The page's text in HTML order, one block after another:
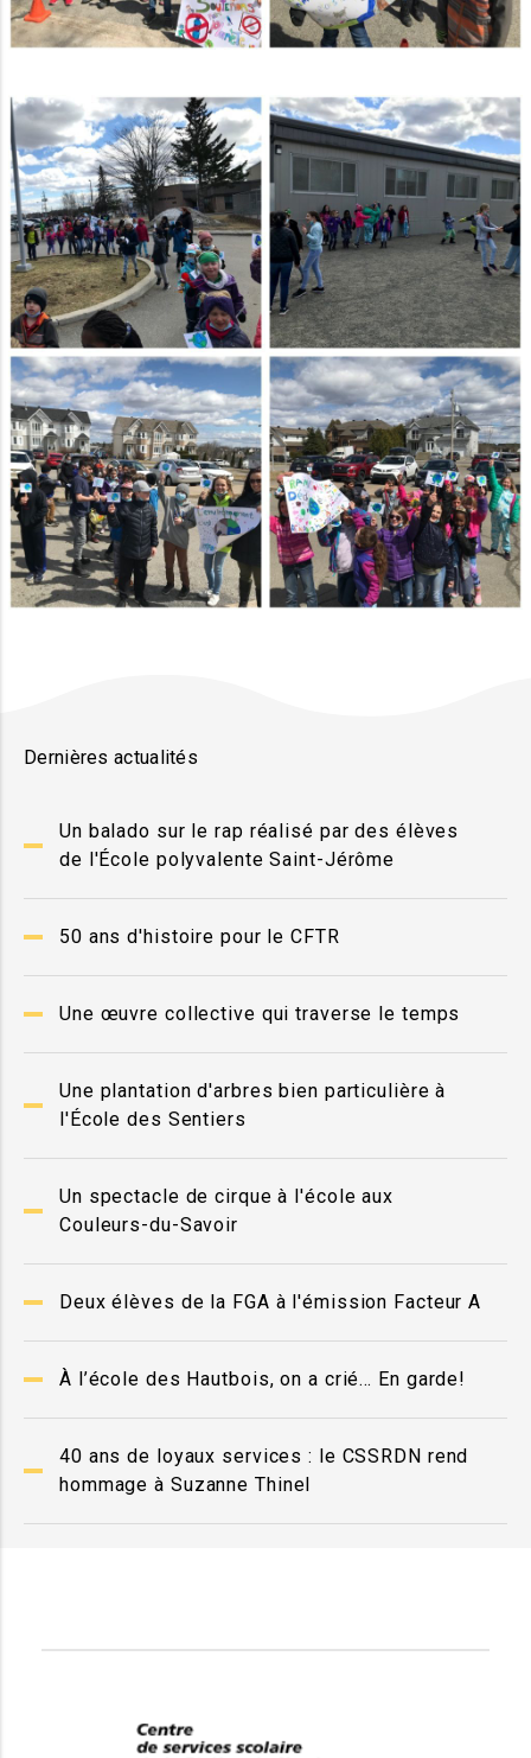
Dernières actualités
Un balado sur le rap réalisé par des élèves
de l'École polyvalente Saint-Jérôme
50 ans d'histoire pour le CFTR
Une œuvre collective qui traverse le temps
Une plantation d'arbres bien particulière à
l'École des Sentiers
Un spectacle de cirque à l'école aux
Couleurs-du-Savoir
Deux élèves de la FGA à l'émission Facteur A
À l’école des Hautbois, on a crié… En garde!
40 ans de loyaux services : le CSSRDN rend
hommage à Suzanne Thinel